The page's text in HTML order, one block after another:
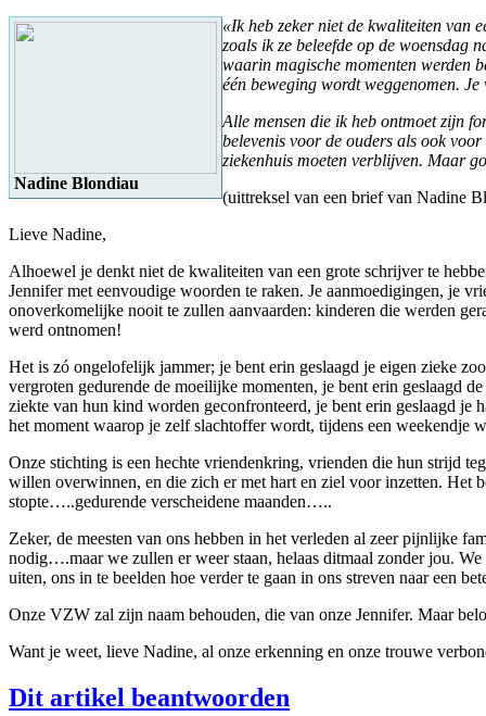
Nadine Blondiau
«Ik heb zeker niet de kwaliteiten van
zoals ik ze beleefde op de woensdag
waarin magische momenten werden
één beweging wordt weggenomen.
Alle mensen die ik heb ontmoet zijn
belevenis voor de ouders als ook
ziekenhuis moeten verblijven. Maar
(uittreksel van een brief van Nadine
Lieve Nadine,
Alhoewel je denkt niet de kwaliteiten van een grote schrijver te
Jennifer met eenvoudige woorden te raken. Je aanmoedigingen, je
onoverkomelijke nooit te zullen aanvaarden: kinderen die werden
werd ontnomen!
Het is zó ongelofelijk jammer; je bent erin geslaagd je eigen zieke
vergroten gedurende de moeilijke momenten, je bent erin geslaagd
ziekte van hun kind worden geconfronteerd, je bent erin geslaagd je
het moment waarop je zelf slachtoffer wordt, tijdens een weekendje
Onze stichting is een hechte vriendenkring, vrienden die hun strijd
willen overwinnen, en die zich er met hart en ziel voor inzetten. Het
stopte…..gedurende verscheidene maanden…..
Zeker, de meesten van ons hebben in het verleden al zeer pijnlijke
nodig….maar we zullen er weer staan, helaas ditmaal zonder jou.
uiten, ons in te beelden hoe verder te gaan in ons streven naar een
Onze VZW zal zijn naam behouden, die van onze Jennifer. Maar
Want je weet, lieve Nadine, al onze erkenning en onze trouwe
Dit artikel beantwoorden